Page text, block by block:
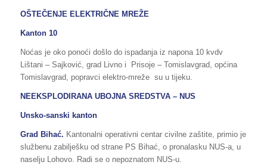
OŠTEČENJE ELEKTRIČNE MREŽE
Kanton 10
Noćas je oko ponoći došlo do ispadanja iz napona 10 kvdv
Lištani – Sajković, grad Livno i Prisoje – Tomislavgrad, općina
Tomislavgrad, popravci elektro-mreže su u tijeku.
NEEKSPLODIRANA UBOJNA SREDSTVA – NUS
Unsko-sanski kanton
Grad Bihać. Kantonalni operativni centar civilne zaštite, primio je
službenu zabilješku od strane PS Bihać, o pronalasku NUS-a, u
naselju Lohovo. Radi se o nepoznatom NUS-u.